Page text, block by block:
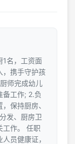
1名，工资面
，携手守护孩
师完成幼儿
备工作; 2.负
保持厨房、
发、厨房卫
工作。 任职
员健康证，